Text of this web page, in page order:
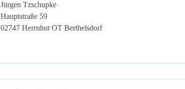
Jürgen Tzschupke
Hauptstraße 59
02747 Herrnhut OT Berthelsdorf